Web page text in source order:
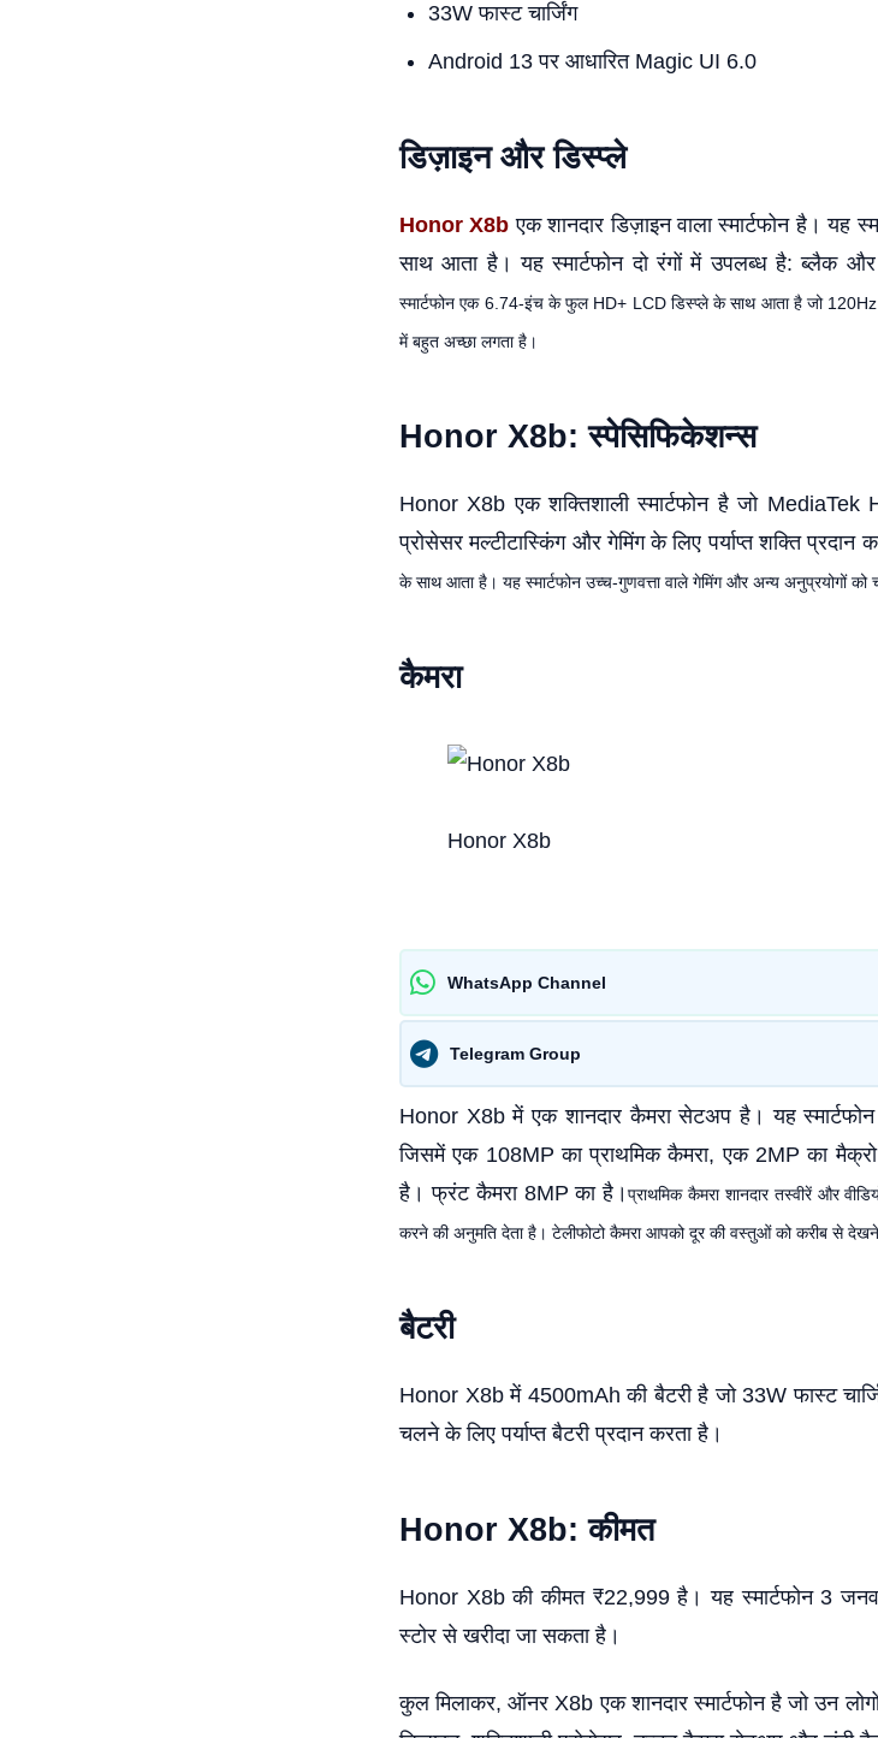
33W फास्ट चार्जिंग
Android 13 पर आधारित Magic UI 6.0
डिज़ाइन और डिस्प्ले
Honor X8b एक शानदार डिज़ाइन वाला स्मार्टफोन है। यह
साथ आता है। यह स्मार्टफोन दो रंगों में उपलब्ध है: ब्लैक
स्मार्टफोन एक 6.74-इंच के फुल HD+ LCD डिस्प्ले के साथ आता है जो 120Hz
में बहुत अच्छा लगता है।
Honor X8b: स्पेसिफिकेशन्स
Honor X8b एक शक्तिशाली स्मार्टफोन है जो MediaTek
प्रोसेसर मल्टीटास्किंग और गेमिंग के लिए पर्याप्त शक्ति प्रदान
के साथ आता है। यह स्मार्टफोन उच्च-गुणवत्ता वाले गेमिंग और अन्य अनुप्रयोगों को
कैमरा
Honor X8b
WhatsApp Channel
Telegram Group
Honor X8b में एक शानदार कैमरा सेटअप है। यह
जिसमें एक 108MP का प्राथमिक कैमरा, एक 2MP का
है। फ्रंट कैमरा 8MP का है।प्राथमिक कैमरा शानदार तस्वीरें और
करने की अनुमति देता है। टेलीफोटो कैमरा आपको दूर की वस्तुओं को करीब से
बैटरी
Honor X8b में 4500mAh की बैटरी है जो 33W फास्ट
चलने के लिए पर्याप्त बैटरी प्रदान करता है।
Honor X8b: कीमत
Honor X8b की कीमत ₹22,999 है। यह स्मार्टफोन 3
स्टोर से खरीदा जा सकता है।
कुल मिलाकर, ऑनर X8b एक शानदार स्मार्टफोन है जो उन